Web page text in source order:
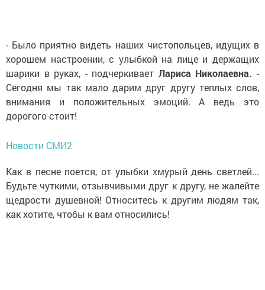
- Было приятно видеть наших чистопольцев, идущих в
хорошем настроении, с улыбкой на лице и держащих
шарики в руках, - подчеркивает Лариса Николаевна. -
Сегодня мы так мало дарим друг другу теплых слов,
внимания и положительных эмоций. А ведь это
дорогого стоит!
Новости СМИ2
Как в песне поется, от улыбки хмурый день светлей...
Будьте чуткими, отзывчивыми друг к другу, не жалейте
щедрости душевной! Относитесь к другим людям так,
как хотите, чтобы к вам относились!